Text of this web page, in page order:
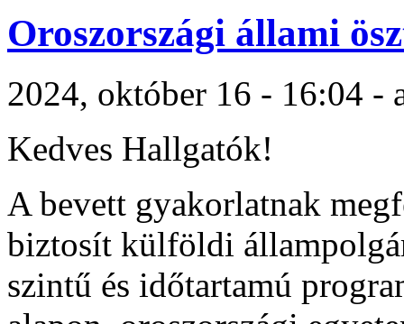
Oroszországi állami
2024, október 16 - 16:04 -
Kedves Hallgatók!
A bevett gyakorlatnak
biztosít külföldi
szintű és időtartamú